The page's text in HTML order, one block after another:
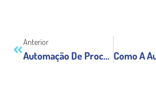
Anterior
Automação De Processos: A Chave Para O Início Da Retomada Nas Empresas